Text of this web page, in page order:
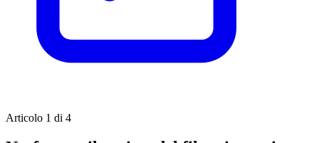
Articolo 1 di 4